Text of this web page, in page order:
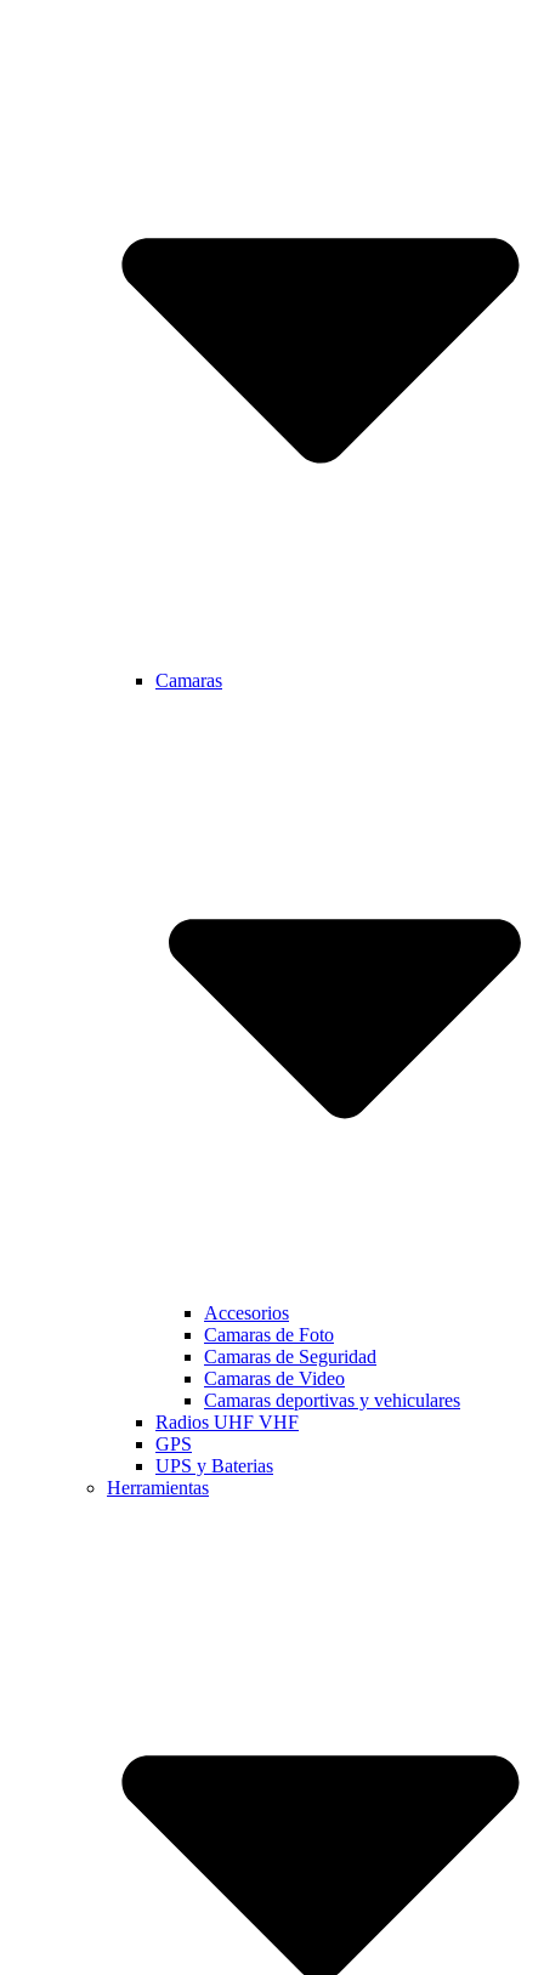
Camaras
Accesorios
Camaras de Foto
Camaras de Seguridad
Camaras de Video
Camaras deportivas y vehiculares
Radios UHF VHF
GPS
UPS y Baterias
Herramientas